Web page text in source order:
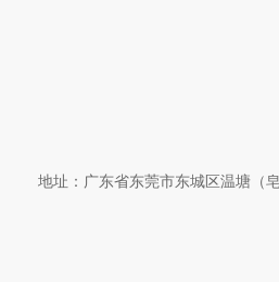
地址：广东省东莞市东城区温塘（